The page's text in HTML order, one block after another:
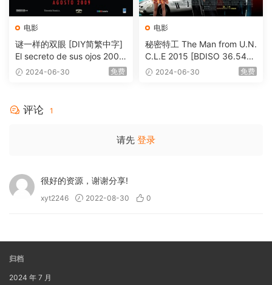
电影
谜一样的双眼 [DIY简繁中字]
El secreto de sus ojos 2009
1080p Blu-ray AVC DTS-HD
2024-06-30 免费
电影
秘密特工 The Man from U.N.
C.L.E 2015 [BDISO 36.54G
B] 2024-06-30 免费
评论 1
请先 登录
很好的资源，谢谢分享!
xyt2246 2022-08-30 0
归档
2024 年 7 月